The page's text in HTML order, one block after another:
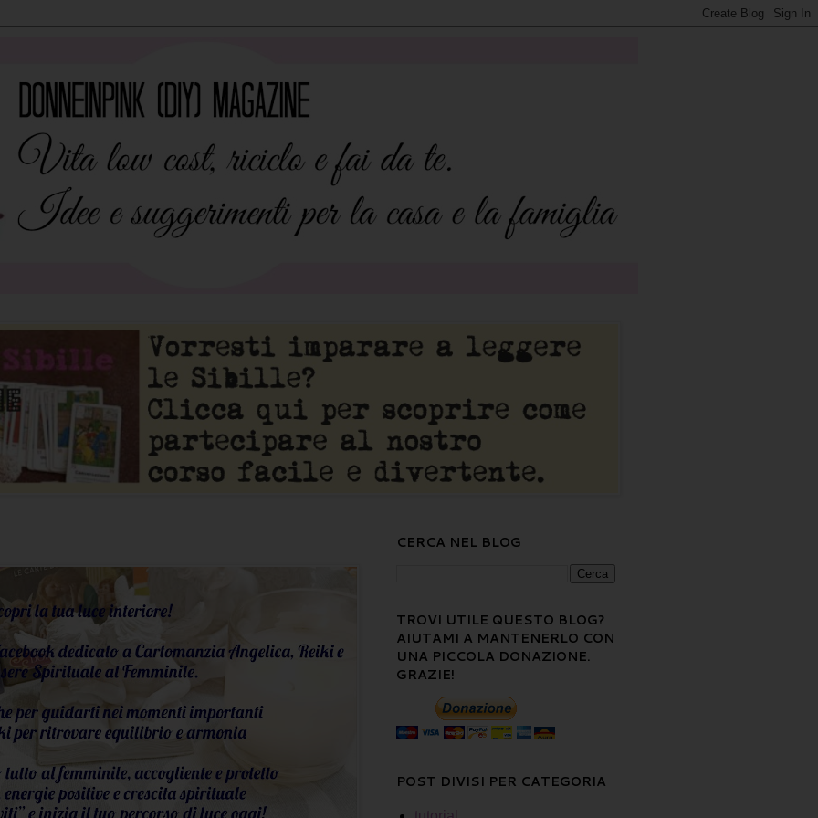
CERCA NEL BLOG
TROVI UTILE QUESTO BLOG?
AIUTAMI A MANTENERLO CON
UNA PICCOLA DONAZIONE.
GRAZIE!
POST DIVISI PER CATEGORIA